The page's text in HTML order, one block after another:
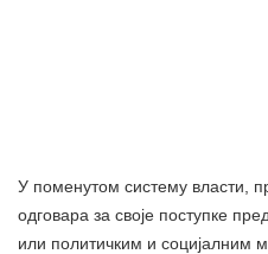
У поменутом систему власти,
одговара за своје поступке
или политичким и социјалним